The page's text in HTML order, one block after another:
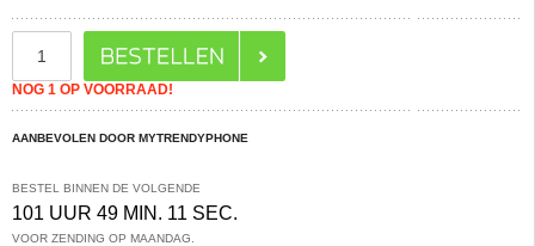
NOG 1 OP VOORRAAD!
AANBEVOLEN DOOR MYTRENDYPHONE
BESTEL BINNEN DE VOLGENDE
101 UUR 49 MIN. 11 SEC.
VOOR ZENDING OP MAANDAG.